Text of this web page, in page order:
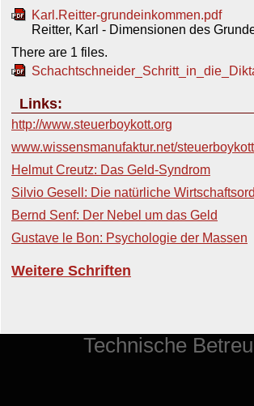
Karl.Reitter-grundeinkommen.pdf
Reitter, Karl - Dimensionen des
There are 1 files.
Links:
http://www.steuerboykott.org
www.wissensmanufaktur.net/steuerboykott
Helmut Creutz: Das Geld-Syndrom
Silvio Gesell: Die natürliche
Bernd Senf: Der Nebel um das Geld
Gustave le Bon: Psychologie der Massen
Weitere Schriften
Technische